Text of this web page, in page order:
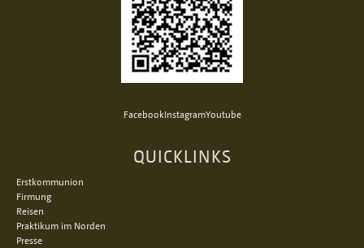
FacebookInstagramYoutube
QUICKLINKS
Erstkommunion
Firmung
Reisen
Praktikum im Norden
Presse